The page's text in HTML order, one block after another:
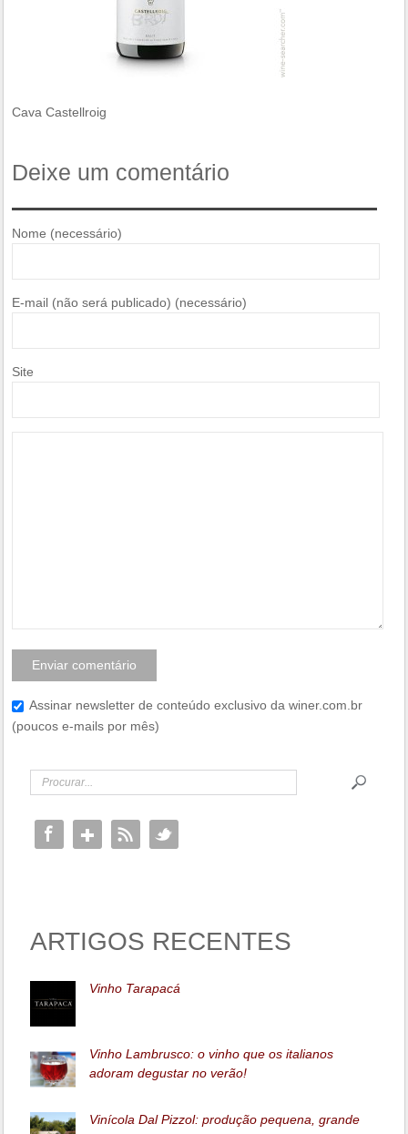
Cava Castellroig
Deixe um comentário
Nome (necessário)
E-mail (não será publicado) (necessário)
Site
Assinar newsletter de conteúdo exclusivo da winer.com.br
(poucos e-mails por mês)
ARTIGOS RECENTES
Vinho Tarapacá
Vinho Lambrusco: o vinho que os italianos
adoram degustar no verão!
Vinícola Dal Pizzol: produção pequena, grande